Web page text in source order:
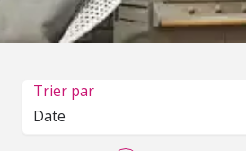
Trier par
Date